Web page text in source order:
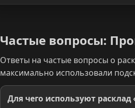
Частые вопросы:
Ответы на частые вопросы о
максимально использовали
Для чего используют